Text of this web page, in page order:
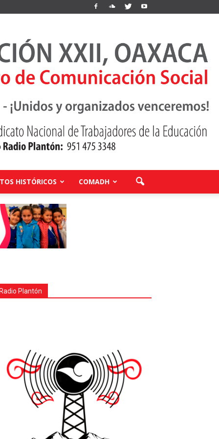
HISTÓRICOS COMADH
Radio Plantón